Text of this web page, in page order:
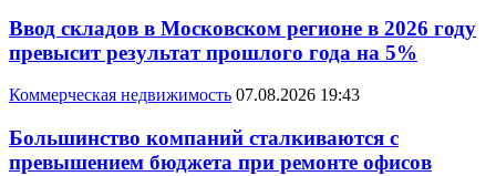
Ввод складов в Московском регионе в 2026 году
превысит результат прошлого года на 5%
Коммерческая недвижимость 07.08.2026 19:43
Большинство компаний сталкиваются с
превышением бюджета при ремонте офисов